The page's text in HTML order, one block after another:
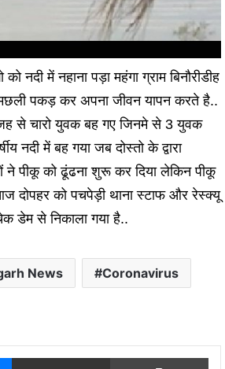
नदी में नहाना पड़ा महंगा ग्राम बिनौरीडीह
मछली पकड़ कर अपना जीवन यापन करते है..
से चारो युवक बह गए जिनमे से 3 युवक
नदी में बह गया जब दोस्तो के द्वारा
ने पीकू को ढूंढना शुरू कर दिया लेकिन पीकू
दोपहर को पचपेड़ी थाना स्टाफ और रेस्क्यू
डेम से निकाला गया है..
News Coronavirus
Messenger Share via Email Print